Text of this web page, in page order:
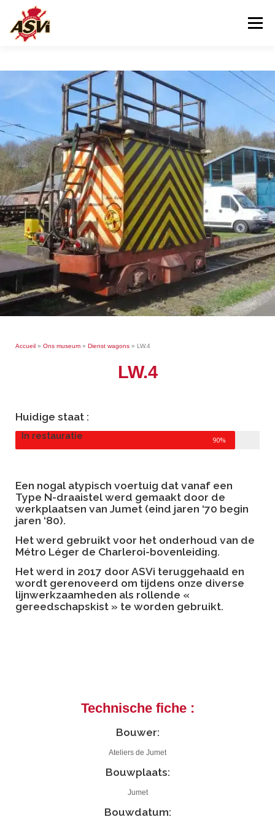
Menu
BEZOEKEN ONS MUSEUM
ONS HELPEN CONTACT
Accueil » Ons museum » Dienst wagons » LW.4
LW.4
Huidige staat :
In restauratie 90%
Een nogal atypisch voertuig dat vanaf een
Type N-draaistel werd gemaakt door de
werkplaatsen van Jumet (eind jaren ‘70 begin
jaren ‘80).
Het werd gebruikt voor het onderhoud van de
Métro Léger de Charleroi-bovenleiding.
Het werd in 2017 door ASVi teruggehaald en
wordt gerenoveerd om tijdens onze diverse
lijnwerkzaamheden als rollende «
gereedschapskist » te worden gebruikt.
Technische fiche :
Bouwer:
Ateliers de Jumet
Bouwplaats:
Jumet
Bouwdatum: